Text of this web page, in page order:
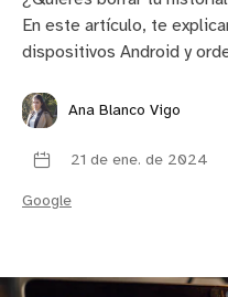
En este artículo, te
dispositivos Android y
Ana Blanco Vigo
21 de ene. de 2024
Google